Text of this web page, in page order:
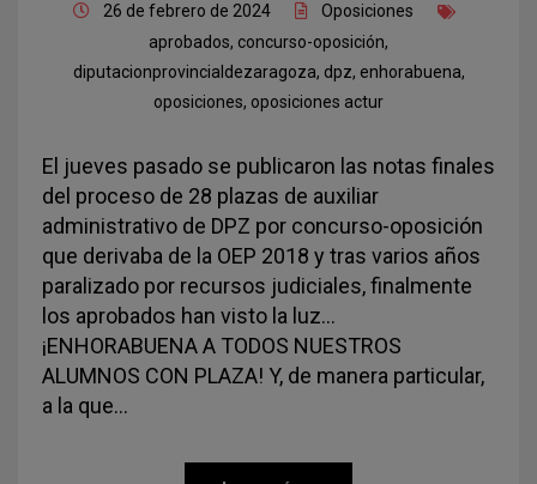
26 de febrero de 2024
Oposiciones
aprobados, concurso-oposición,
diputacionprovincialdezaragoza, dpz, enhorabuena,
oposiciones, oposiciones actur
El jueves pasado se publicaron las notas finales
del proceso de 28 plazas de auxiliar
administrativo de DPZ por concurso-oposición
que derivaba de la OEP 2018 y tras varios años
paralizado por recursos judiciales, finalmente
los aprobados han visto la luz…
¡ENHORABUENA A TODOS NUESTROS
ALUMNOS CON PLAZA! Y, de manera particular,
a la que…